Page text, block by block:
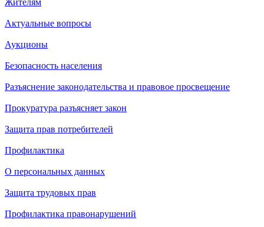
Жителям
Актуальные вопросы
Аукционы
Безопасность населения
Разъяснение законодательства и правовое просвещение
Прокуратура разъясняет закон
Защита прав потребителей
Профилактика
О персональных данных
Защита трудовых прав
Профилактика правонарушений